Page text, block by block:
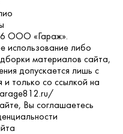
ООО «Гараж».
использование либо
материалов сайта,
допускается лишь с
только со ссылкой на
Вы соглашаетесь